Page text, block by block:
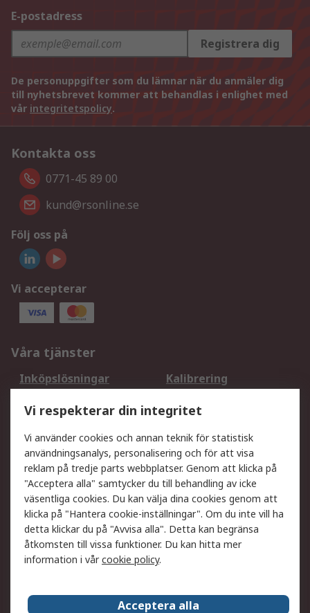
E-postadress
Registrera dig
De personuppgifter som du lämnar när du anmäler dig
till nyhetsbrevet kommer att behandlas i enlighet med
vår integritetspolicy.
Kontakta oss
0771-45 89 00
kund@rsonline.se
Följ oss på
Vi accepterar
Våra tjänster
Inköpslösningar
Kalibrering
DesignSpark
Teknisk Support
Ditt lokala säljteam
Exportlösningar
Support
Få hjälp
Retur av varor
Leverans
Spåra din order
Begär en fakturakopi
Fördelar med RS-konto
Betalningsalternativ
Vi respekterar din integritet
Vi använder cookies och annan teknik för statistisk
användningsanalys, personalisering och för att visa
reklam på tredje parts webbplatser. Genom att klicka på
"Acceptera alla" samtycker du till behandling av icke
väsentliga cookies. Du kan välja dina cookies genom att
klicka på "Hantera cookie-inställningar". Om du inte vill ha
detta klickar du på "Avvisa alla". Detta kan begränsa
åtkomsten till vissa funktioner. Du kan hitta mer
information i vårcookie policy.
Acceptera alla